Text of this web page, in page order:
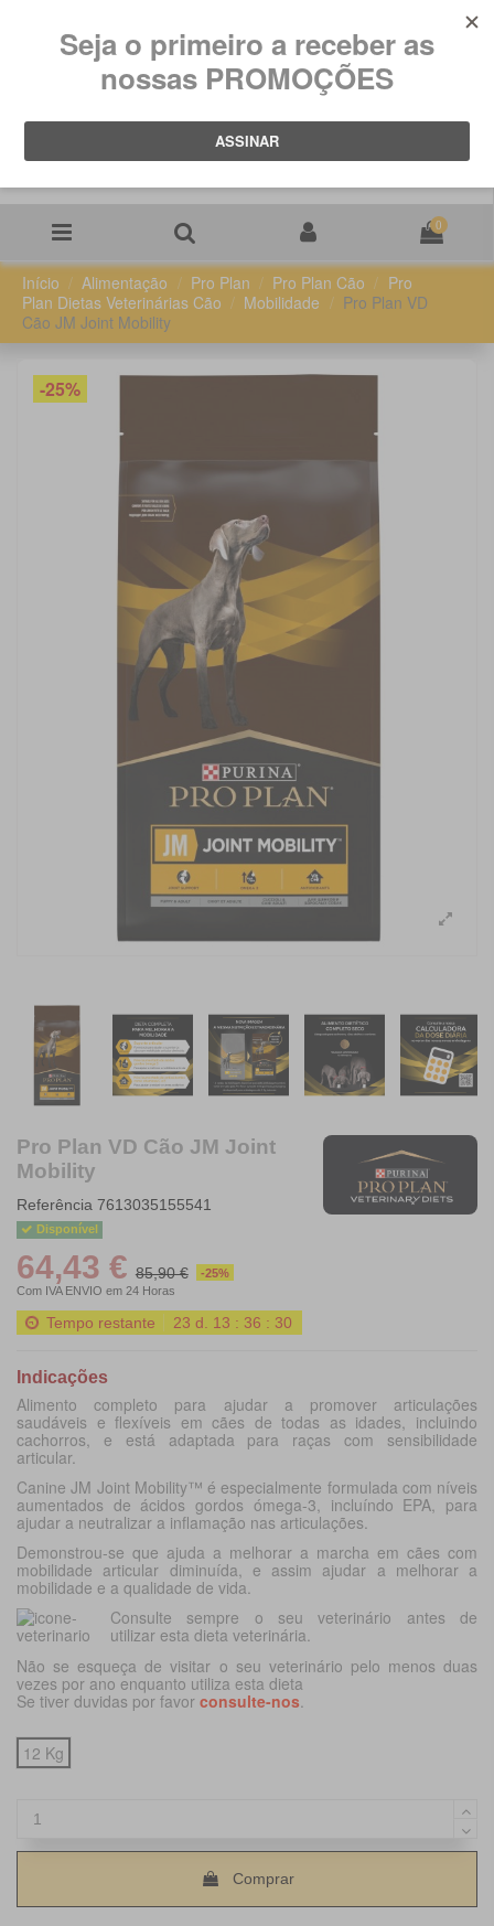
0
Início Alimentação Pro Plan Pro Plan Cão
Pro
Plan Dietas Veterinárias Cão
Mobilidade
Pro Plan VD
Cão JM Joint Mobility
-25%
Pro Plan VD Cão JM Joint
Mobility
Referência 7613035155541
Disponível
64,43 € 85,90 €
-25%
Com IVA ENVIO em 24 Horas
Tempo restante 23 d. 13 : 36 : 29
Indicações
Alimento completo para ajudar a promover articulações
saudáveis e flexíveis em cães de todas as idades, incluindo
cachorros, e está adaptada para raças com sensibilidade
articular.
Canine JM Joint Mobility™ é especialmente formulada com níveis
aumentados de ácidos gordos ómega-3, incluíndo EPA, para
ajudar a neutralizar a inflamação nas articulações.
Demonstrou-se que ajuda a melhorar a marcha em cães com
mobilidade articular diminuída, e assim ajudar a melhorar a
mobilidade e a qualidade de vida.
Consulte sempre o seu veterinário antes de
utilizar esta dieta veterinária.
Não se esqueça de visitar o seu veterinário pelo menos duas
vezes por ano enquanto utiliza esta dieta
Se tiver duvidas por favor consulte-nos
12 Kg
Comprar